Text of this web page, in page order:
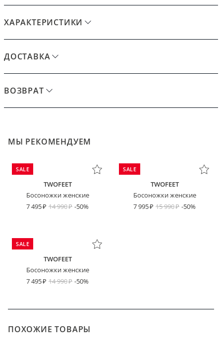
ХАРАКТЕРИСТИКИ
ДОСТАВКА
ВОЗВРАТ
МЫ РЕКОМЕНДУЕМ
SALE
TWOFEET
Босоножки женские
7 495
14 990 -50%
SALE
TWOFEET
Босоножки женские
7 995
15 990 -50%
SALE
TWOFEET
Босоножки женские
7 495
14 990 -50%
ПОХОЖИЕ ТОВАРЫ